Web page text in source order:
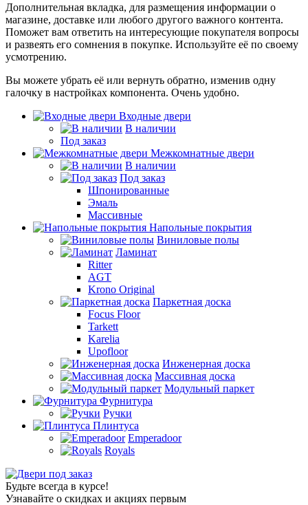
Дополнительная вкладка, для размещения информации о
магазине, доставке или любого другого важного контента.
Поможет вам ответить на интересующие покупателя вопросы
и развеять его сомнения в покупке. Используйте её по своему
усмотрению.
Вы можете убрать её или вернуть обратно, изменив одну
галочку в настройках компонента. Очень удобно.
Входные двери
В наличии
Под заказ
Межкомнатные двери
В наличии
Под заказ
Шпонированные
Эмаль
Массивные
Напольные покрытия
Виниловые полы
Ламинат
Ritter
AGT
Krono Original
Паркетная доска
Focus Floor
Tarkett
Karelia
Upofloor
Инженерная доска
Массивная доска
Модульный паркет
Фурнитура
Ручки
Плинтуса
Emperadoor
Royals
Будьте всегда в курсе!
Узнавайте о скидках и акциях первым